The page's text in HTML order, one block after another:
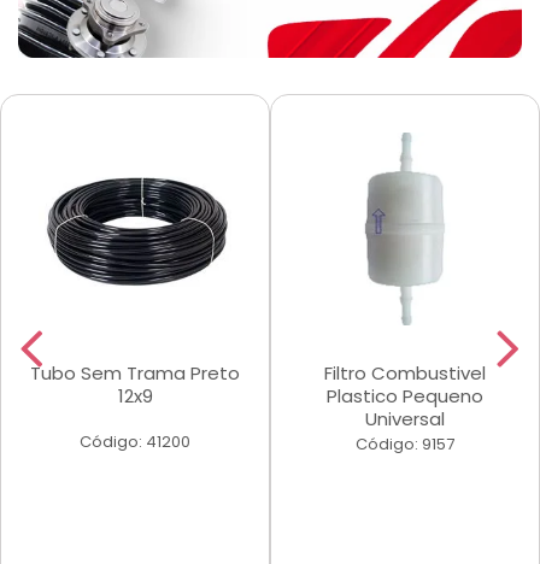
Tubo Sem Trama Preto
12x9
Código: 41200
Filtro Combustivel
Plastico Pequeno
Universal
Código: 9157